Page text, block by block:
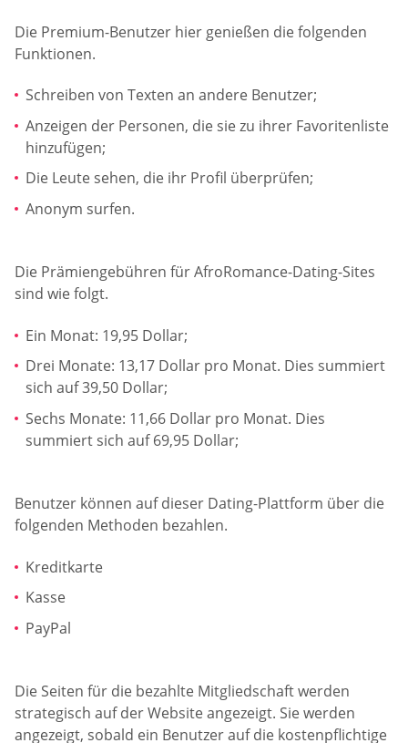
Die Premium-Benutzer hier genießen die folgenden
Funktionen.
Schreiben von Texten an andere Benutzer;
Anzeigen der Personen, die sie zu ihrer Favoritenliste
hinzufügen;
Die Leute sehen, die ihr Profil überprüfen;
Anonym surfen.
Die Prämiengebühren für AfroRomance-Dating-Sites
sind wie folgt.
Ein Monat: 19,95 Dollar;
Drei Monate: 13,17 Dollar pro Monat. Dies summiert
sich auf 39,50 Dollar;
Sechs Monate: 11,66 Dollar pro Monat. Dies
summiert sich auf 69,95 Dollar;
Benutzer können auf dieser Dating-Plattform über die
folgenden Methoden bezahlen.
Kreditkarte
Kasse
PayPal
Die Seiten für die bezahlte Mitgliedschaft werden
strategisch auf der Website angezeigt. Sie werden
angezeigt, sobald ein Benutzer auf die kostenpflichtige